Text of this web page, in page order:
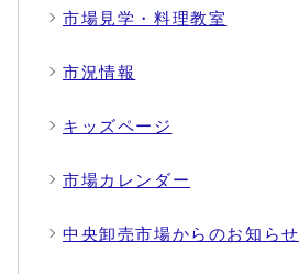
市場見学・料理教室
市況情報
キッズページ
市場カレンダー
中央卸売市場からのお知らせ